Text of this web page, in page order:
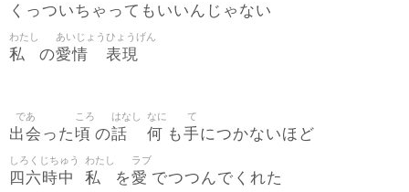
くっついちゃってもいいんじゃない
私
わたし
の愛情
あいじょう
表現
ひょうげん
出会
であ
った頃
ころ
の話
はなし
何
なに
も手
て
につかないほど
四六時中
しろくじちゅう
私
わたし
を愛
ラブ
でつつんでくれた